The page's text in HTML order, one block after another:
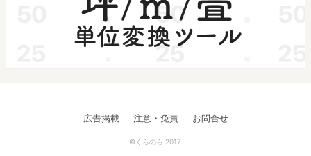
広告掲載 注意・免責 お問合せ
©くらのら 2017.